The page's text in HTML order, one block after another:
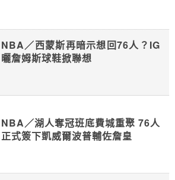
NBA／西蒙斯再暗示想回76人？IG
曬詹姆斯球鞋掀聯想
NBA／湖人奪冠班底費城重聚 76人
正式簽下凱威爾波普輔佐詹皇